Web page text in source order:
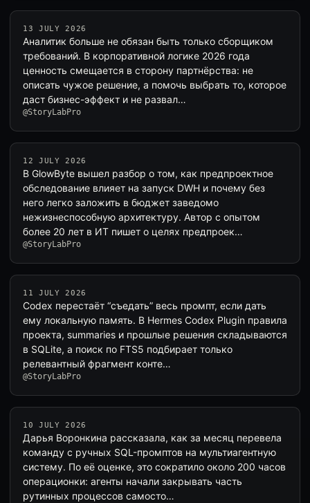
13 JULY 2026
Аналитик больше не обязан быть только сборщиком
требований. В корпоративной логике 2026 года
ценность смещается в сторону партнёрства: не
описать чужое решение, а помочь выбрать то, которое
даст бизнес-эффект и не развал…
@StoryLabPro
12 JULY 2026
В GlowByte вышел разбор о том, как предпроектное
обследование влияет на запуск DWH и почему без
него легко заложить в бюджет заведомо
нежизнеспособную архитектуру. Автор с опытом
более 20 лет в ИТ пишет о целях предпроек…
@StoryLabPro
11 JULY 2026
Codex перестаёт “съедать” весь промпт, если дать
ему локальную память. В Hermes Codex Plugin правила
проекта, summaries и прошлые решения складываются
в SQLite, а поиск по FTS5 подбирает только
релевантный фрагмент конте…
@StoryLabPro
10 JULY 2026
Дарья Воронкина рассказала, как за месяц перевела
команду с ручных SQL-промптов на мультиагентную
систему. По её оценке, это сократило около 200 часов
операционки: агенты начали закрывать часть
рутинных процессов самосто…